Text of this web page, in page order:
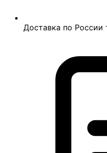
Доставка по России